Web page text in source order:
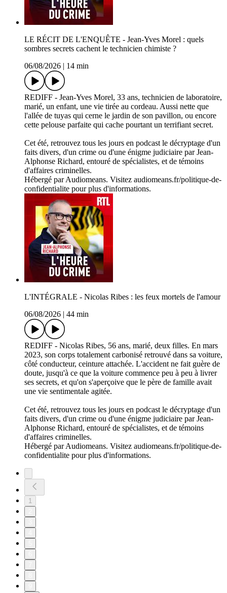
LE RÉCIT DE L'ENQUÊTE - Jean-Yves Morel : quels
sombres secrets cachent le technicien chimiste ?
06/08/2026
14 min
REDIFF - Jean-Yves Morel, 33 ans, technicien de laboratoire,
marié, un enfant, une vie tirée au cordeau. Aussi nette que
l'allée de tuyas qui cerne le jardin de son pavillon, ou encore
cette pelouse parfaite qui cache pourtant un terrifiant secret.
Cet été, retrouvez tous les jours en podcast le décryptage d'un
faits divers, d'un crime ou d'une énigme judiciaire par Jean-
Alphonse Richard, entouré de spécialistes, et de témoins
d'affaires criminelles.
Hébergé par Audiomeans. Visitez audiomeans.fr/politique-de-
confidentialite pour plus d'informations.
L'INTÉGRALE - Nicolas Ribes : les feux mortels de l'amour
06/08/2026
44 min
REDIFF - Nicolas Ribes, 56 ans, marié, deux filles. En mars
2023, son corps totalement carbonisé retrouvé dans sa voiture,
côté conducteur, ceinture attachée. L'accident ne fait guère de
doute, jusqu'à ce que la voiture commence peu à peu à livrer
ses secrets, et qu'on s'aperçoive que le père de famille avait
une vie sentimentale agitée.
Cet été, retrouvez tous les jours en podcast le décryptage d'un
faits divers, d'un crime ou d'une énigme judiciaire par Jean-
Alphonse Richard, entouré de spécialistes, et de témoins
d'affaires criminelles.
Hébergé par Audiomeans. Visitez audiomeans.fr/politique-de-
confidentialite pour plus d'informations.
1